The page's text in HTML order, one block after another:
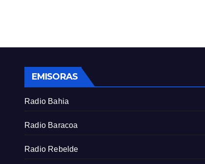
EMISORAS
Radio Bahia
Radio Baracoa
Radio Rebelde